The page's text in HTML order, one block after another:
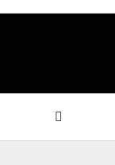
Saltar